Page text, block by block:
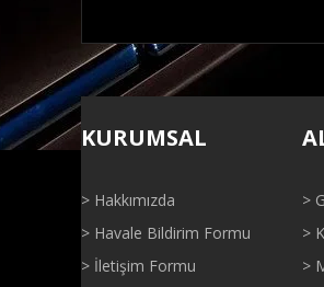
Bu ürünün fiyat bilgisi, resim,
Görüş ve önerileriniz için
Ürün resmi kalitesiz, bozuk
Ürün fiyatı diğer sitelerden
KURUMSAL
> Hakkımızda
> Havale Bildirim Formu
> İletişim Formu
>
>
>